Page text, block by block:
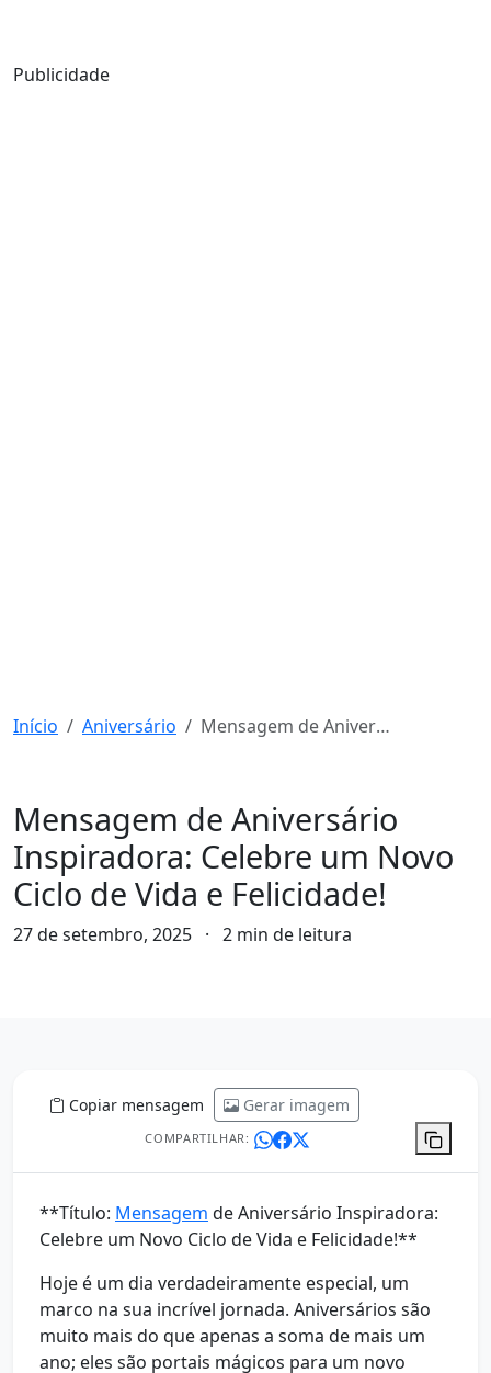
Publicidade
Início Aniversário Mensagem de Aniversário Inspiradora: Celebre um Novo Ciclo de Vida e Felicidade!
Mensagem de Aniversário
Inspiradora: Celebre um Novo
Ciclo de Vida e Felicidade!
27 de setembro, 2025 · 2 min de leitura
Copiar mensagem Gerar imagem
COMPARTILHAR:
**Título: Mensagem de Aniversário Inspiradora:
Celebre um Novo Ciclo de Vida e Felicidade!**
Hoje é um dia verdadeiramente especial, um
marco na sua incrível jornada. Aniversários são
muito mais do que apenas a soma de mais um
ano; eles são portais mágicos para um novo